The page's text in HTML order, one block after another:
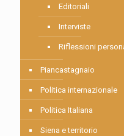
Editoriali
Interviste
Riflessioni
Piancastagnaio
Politica internazionale
Politica Italiana
Siena e territorio